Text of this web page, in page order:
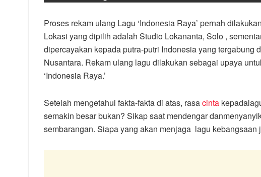
Proses rekam ulang Lagu ‘Indonesia Raya’ pernah
Lokasi yang dipilih adalah Studio Lokananta, Solo ,
dipercayakan kepada putra-putri Indonesia yang tergabung
Nusantara. Rekam ulang lagu dilakukan sebagai upaya
‘Indonesia Raya.’
Setelah mengetahui fakta-fakta di atas, rasacinta
semakin besar bukan? Sikap saat mendengar
sembarangan. Siapa yang akan menjaga lagu kebangsaan